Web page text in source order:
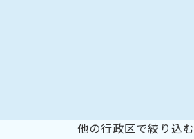
他の行政区で絞り込む